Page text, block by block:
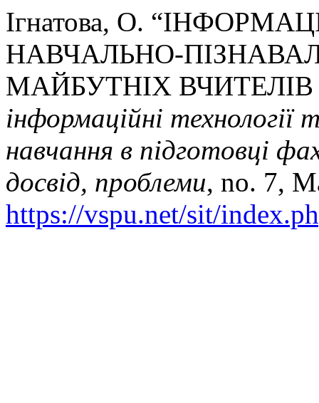
Ігнатова, О.
НАВЧАЛЬНО-
МАЙБУТНІХ
інформаційні технології
навчання в підготовці
досвід, проблеми, no. 7,
https://vspu.net/sit/